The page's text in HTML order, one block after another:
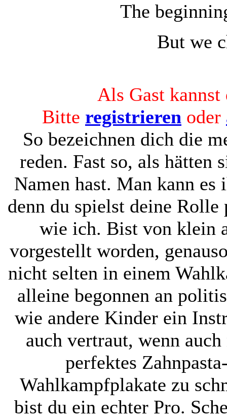
The
But we
Als Gast
Bitte registrieren oder
So bezeichnen dich die
reden. Fast so, als hätten
Namen hast. Man kann
denn du spielst deine
wie ich. Bist von klein
vorgestellt worden,
nicht selten in einem
alleine begonnen an
wie andere Kinder ein
auch vertraut, wenn
perfektes
Wahlkampfplakate zu
bist du ein echter Pro.